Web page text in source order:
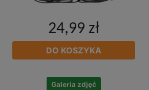
24,99 zł
DO KOSZYKA
Galeria zdjęć